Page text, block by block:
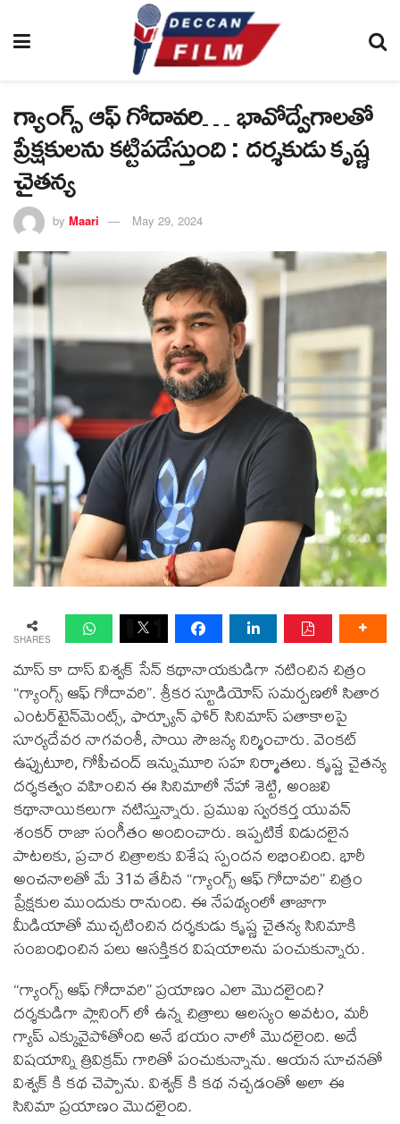
గ్యాంగ్స్ ఆఫ్ గోదావరి… భావోద్వేగాలతో
ప్రేక్షకులను కట్టిపడేస్తుంది : దర్శకుడు కృష్ణ
చైతన్య
by Maari May 29, 2024
SHARES
మాస్ కా దాస్ విశ్వక్ సేన్ కథానాయకుడిగా నటించిన చిత్రం
“గ్యాంగ్స్ ఆఫ్ గోదావరి”. శ్రీకర స్టూడియోస్ సమర్పణలో సితార
ఎంటర్‌టైన్‌మెంట్స్‌, ఫార్చ్యూన్‌ ఫోర్ సినిమాస్‌ పతాకాలపై
సూర్యదేవర నాగవంశీ, సాయి సౌజన్య నిర్మించారు. వెంకట్
ఉప్పుటూరి, గోపీచంద్ ఇన్నుమూరి సహ నిర్మాతలు. కృష్ణ చైతన్య
దర్శకత్వం వహించిన ఈ సినిమాలో నేహా శెట్టి, అంజలి
కథానాయికలుగా నటిస్తున్నారు. ప్రముఖ స్వరకర్త యువన్
శంకర్ రాజా సంగీతం అందించారు. ఇప్పటికే విడుదలైన
పాటలకు, ప్రచార చిత్రాలకు విశేష స్పందన లభించింది. భారీ
అంచనాలతో మే 31వ తేదీన “గ్యాంగ్స్ ఆఫ్ గోదావరి” చిత్రం
ప్రేక్షకుల ముందుకు రానుంది. ఈ నేపథ్యంలో తాజాగా
మీడియాతో ముచ్చటించిన దర్శకుడు కృష్ణ చైతన్య సినిమాకి
సంబంధించిన పలు ఆసక్తికర విషయాలను పంచుకున్నారు.
“గ్యాంగ్స్ ఆఫ్ గోదావరి” ప్రయాణం ఎలా మొదలైంది?
దర్శకుడిగా ప్లానింగ్ లో ఉన్న చిత్రాలు ఆలస్యం అవటం, మరీ
గ్యాప్ ఎక్కువైపోతోంది అనే భయం నాలో మొదలైంది. అదే
విషయాన్ని త్రివిక్రమ్ గారితో పంచుకున్నాను. ఆయన సూచనతో
విశ్వక్ కి కథ చెప్పాను. విశ్వక్ కి కథ నచ్చడంతో అలా ఈ
సినిమా ప్రయాణం మొదలైంది.